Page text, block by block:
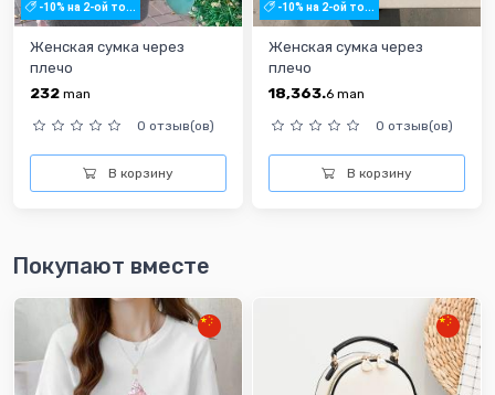
-10% на 2-ой то...
Женская сумка через
плечо
232 man
0 отзыв(ов)
В корзину
-10% на 2-ой то...
Женская сумка через
плечо
18,363.6 man
0 отзыв(ов)
В корзину
Покупают вместе